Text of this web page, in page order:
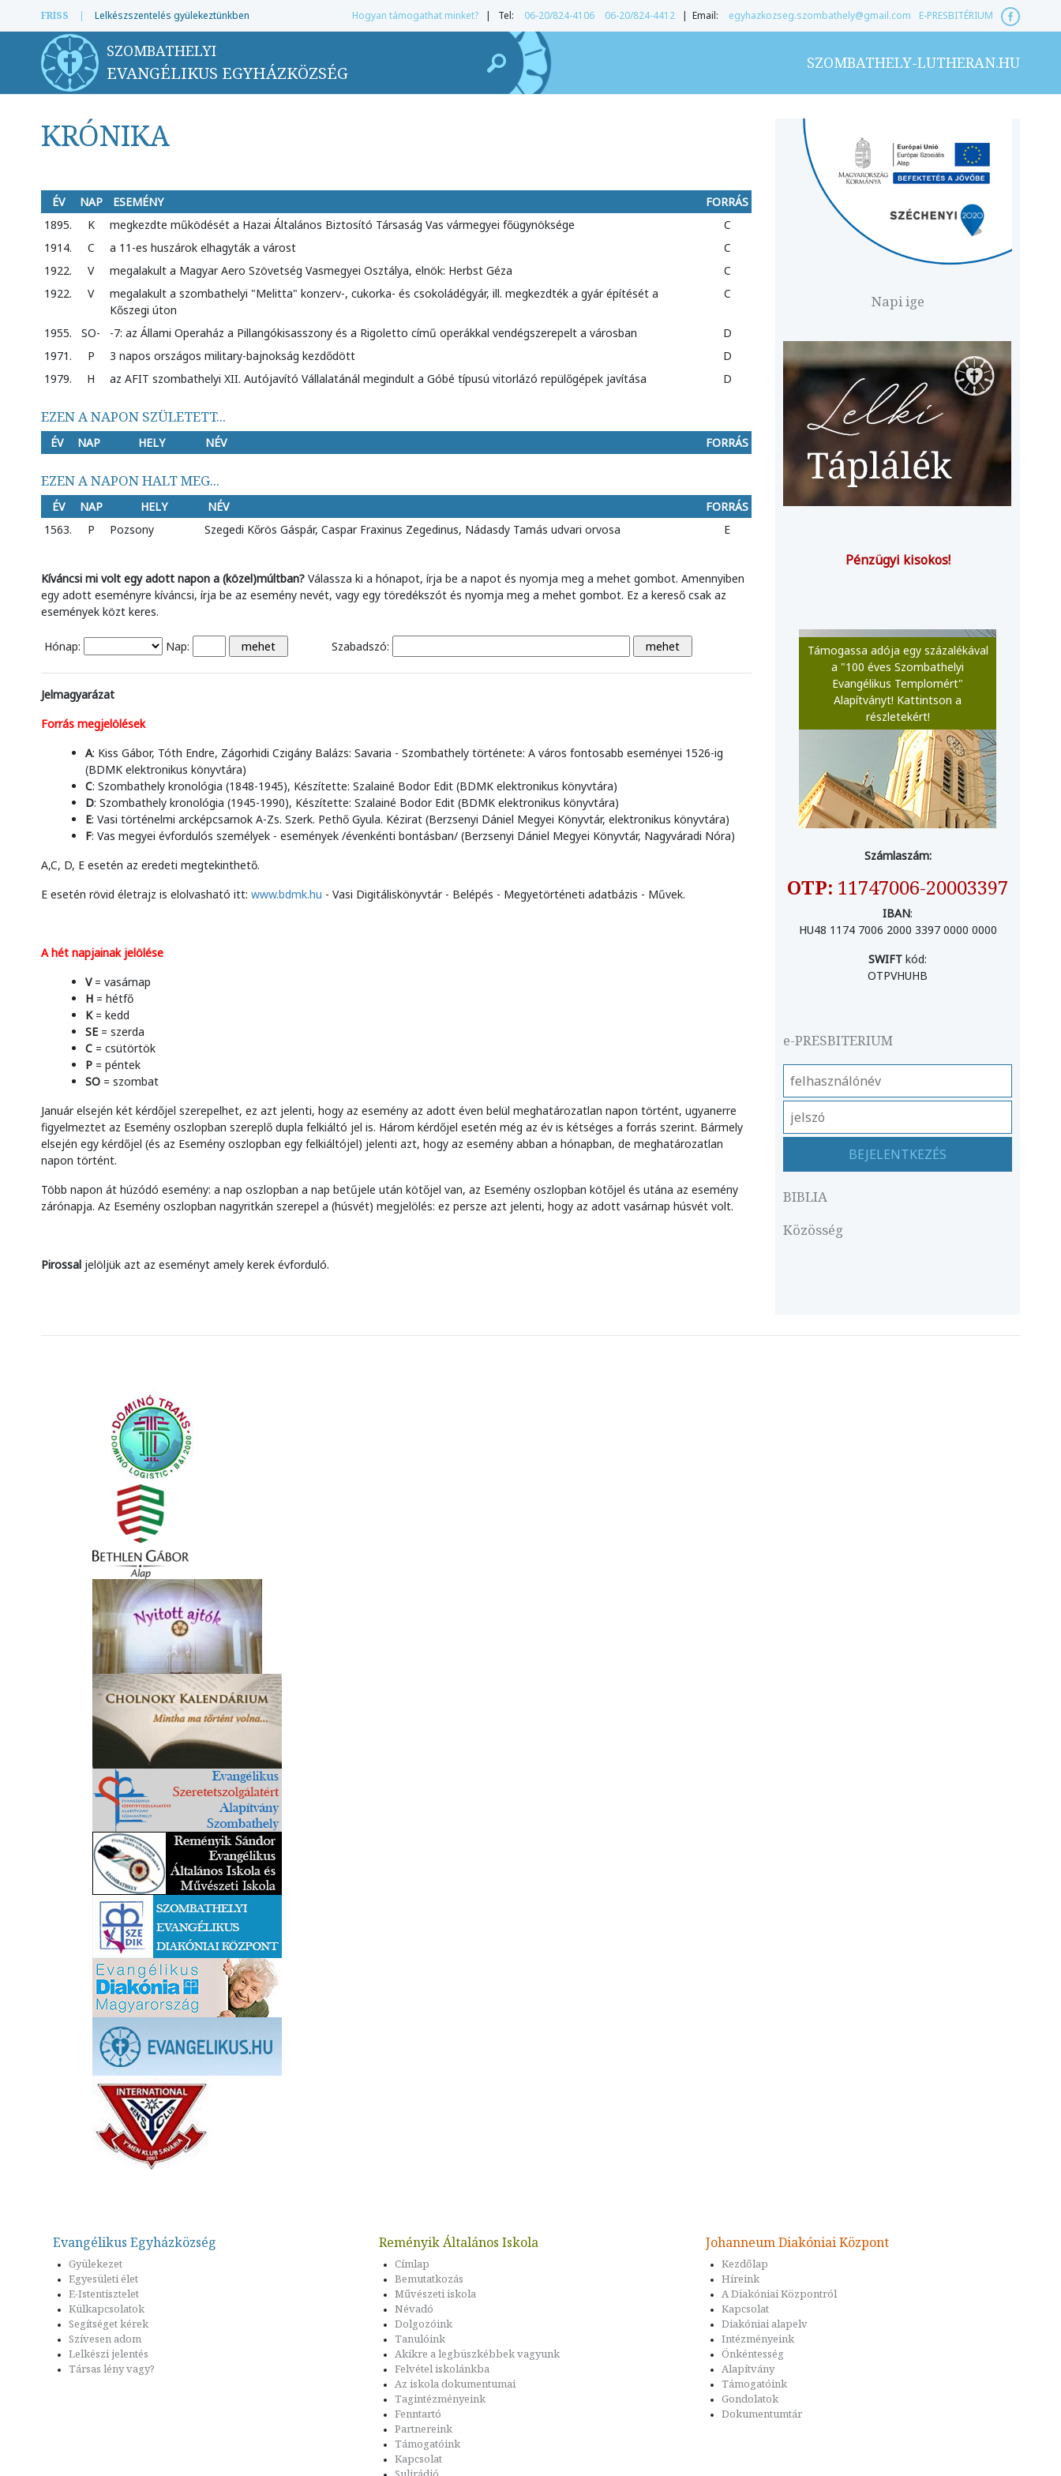
FRISS | Lelkészszentelés gyülekeztünkben Hogyan támogathat minket? | Tel: 06-20/824-4106 06-20/824-4412 | Email: egyhazkozseg.szombathely@gmail.com E-PRESBITÉRIUM
SZOMBATHELYI
EVANGÉLIKUS EGYHÁZKÖZSÉG SZOMBATHELY-LUTHERAN.HU
KRÓNIKA
ÉV NAP ESEMÉNY
FORRÁS
1895.
K megkezdte működését a Hazai Általános Biztosító Társaság Vas vármegyei főügynöksége
C
1914.
C a 11-es huszárok elhagyták a várost
C
1922.
V megalakult a Magyar Aero Szövetség Vasmegyei Osztálya, elnök: Herbst Géza
C
1922.
V
megalakult a szombathelyi "Melitta" konzerv-, cukorka- és csokoládégyár, ill. megkezdték a gyár építését a
Kőszegi úton
C
1955. SO- -7: az Állami Operaház a Pillangókisasszony és a Rigoletto című operákkal vendégszerepelt a városban
D
1971.
P 3 napos országos military-bajnokság kezdődött
D
1979.
H az AFIT szombathelyi XII. Autójavító Vállalatánál megindult a Góbé típusú vitorlázó repülőgépek javítása D
EZEN A NAPON SZÜLETETT...
ÉV NAP HELY NÉV FORRÁS
EZEN A NAPON HALT MEG...
ÉV NAP HELY NÉV
FORRÁS
1563.
P Pozsony Szegedi Kőrös Gáspár, Caspar Fraxinus Zegedinus, Nádasdy Tamás udvari orvosa E
Kíváncsi mi volt egy adott napon a (közel)múltban? Válassza ki a hónapot, írja be a napot és nyomja meg a mehet gombot. Amennyiben
egy adott eseményre kíváncsi, írja be az esemény nevét, vagy egy töredékszót és nyomja meg a mehet gombot. Ez a kereső csak az
események közt keres.
Hónap: Nap: Szabadszó:
Jelmagyarázat
Forrás megjelölések
A: Kiss Gábor, Tóth Endre, Zágorhidi Czigány Balázs: Savaria - Szombathely története: A város fontosabb eseményei 1526-ig
(BDMK elektronikus könyvtára)
C: Szombathely kronológia (1848-1945), Készítette: Szalainé Bodor Edit (BDMK elektronikus könyvtára)
D: Szombathely kronológia (1945-1990), Készítette: Szalainé Bodor Edit (BDMK elektronikus könyvtára)
E: Vasi történelmi arcképcsarnok A-Zs. Szerk. Pethő Gyula. Kézirat (Berzsenyi Dániel Megyei Könyvtár, elektronikus könyvtára)
F: Vas megyei évfordulós személyek - események /évenkénti bontásban/ (Berzsenyi Dániel Megyei Könyvtár, Nagyváradi Nóra)
A,C, D, E esetén az eredeti megtekinthető.
E esetén rövid életrajz is elolvasható itt: www.bdmk.hu - Vasi Digitáliskönyvtár - Belépés - Megyetörténeti adatbázis - Művek.
A hét napjainak jelölése
V= vasárnap
H = hétfő
K= kedd
SE = szerda
C = csütörtök
P = péntek
SO = szombat
Január elsején két kérdőjel szerepelhet, ez azt jelenti, hogy az esemény az adott éven belül meghatározatlan napon történt, ugyanerre
figyelmeztet az Esemény oszlopban szereplő dupla felkiáltó jel is. Három kérdőjel esetén még az év is kétséges a forrás szerint. Bármely
elsején egy kérdőjel (és az Esemény oszlopban egy felkiáltójel) jelenti azt, hogy az esemény abban a hónapban, de meghatározatlan
napon történt.
Több napon át húzódó esemény: a nap oszlopban a nap betűjele után kötőjel van, az Esemény oszlopban kötőjel és utána az esemény
zárónapja. Az Esemény oszlopban nagyritkán szerepel a (húsvét) megjelölés: ez persze azt jelenti, hogy az adott vasárnap húsvét volt.
Pirossal jelöljük azt az eseményt amely kerek évforduló.
Napi ige
Pénzügyi kisokos!
Támogassa adója egy százalékával
a "100 éves Szombathelyi
Evangélikus Templomért"
Alapítványt! Kattintson a
részletekért!
Számlaszám:
OTP: 11747006-20003397
IBAN:
HU48 1174 7006 2000 3397 0000 0000
SWIFT kód:
OTPVHUHB
e-PRESBITERIUM
BIBLIA
Közösség
Evangélikus Egyházközség
Gyülekezet
Egyesületi élet
E-Istentisztelet
Külkapcsolatok
Segítséget kérek
Szívesen adom
Lelkészi jelentés
Társas lény vagy?
Reményik Általános Iskola
Címlap
Bemutatkozás
Művészeti iskola
Névadó
Dolgozóink
Tanulóink
Akikre a legbüszkébbek vagyunk
Felvétel iskolánkba
Az iskola dokumentumai
Tagintézményeink
Fenntartó
Partnereink
Támogatóink
Kapcsolat
Johanneum Diakóniai Központ
Kezdőlap
Híreink
A Diakóniai Központról
Kapcsolat
Diakóniai alapelv
Intézményeink
Önkéntesség
Alapítvány
Támogatóink
Gondolatok
Dokumentumtár